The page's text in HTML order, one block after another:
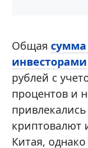
Общая сумма
инвесторами
рублей с
процентов и
криптовалют
Китая,